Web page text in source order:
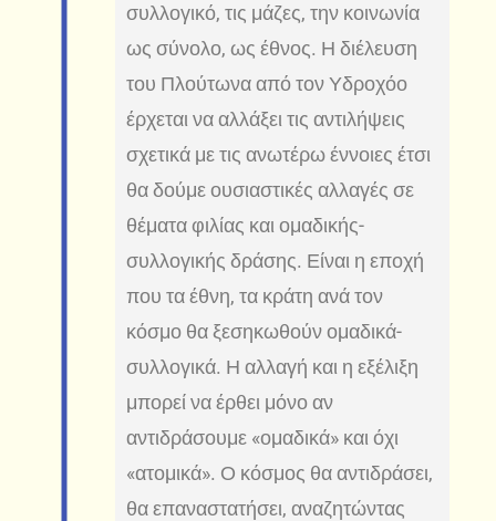
συλλογικό, τις μάζες, την κοινωνία
ως σύνολο, ως έθνος. Η διέλευση
του Πλούτωνα από τον Υδροχόο
έρχεται να αλλάξει τις αντιλήψεις
σχετικά με τις ανωτέρω έννοιες έτσι
θα δούμε ουσιαστικές αλλαγές σε
θέματα φιλίας και ομαδικής-
συλλογικής δράσης. Είναι η εποχή
που τα έθνη, τα κράτη ανά τον
κόσμο θα ξεσηκωθούν ομαδικά-
συλλογικά. Η αλλαγή και η εξέλιξη
μπορεί να έρθει μόνο αν
αντιδράσουμε «ομαδικά» και όχι
«ατομικά». Ο κόσμος θα αντιδράσει,
θα επαναστατήσει, αναζητώντας